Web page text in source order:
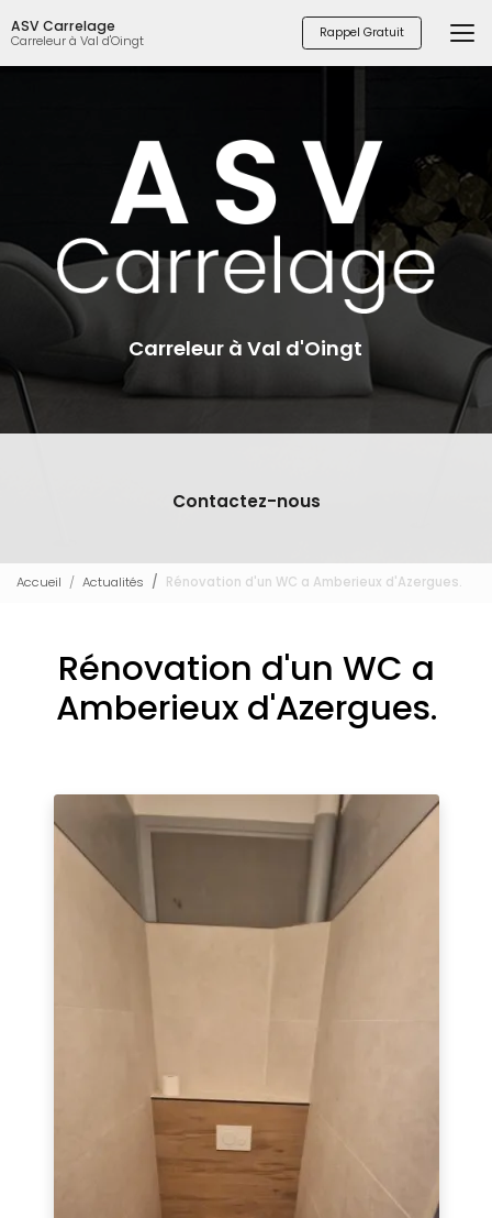
au
contenu
principal
ASV Carrelage
Carreleur à Val d'Oingt Rappel Gratuit
Carreleur à Val d'Oingt
Contactez-nous
Accueil Actualités Rénovation d'un WC a Amberieux d'Azergues.
Rénovation d'un WC a
Amberieux d'Azergues.